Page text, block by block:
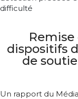
difficulté
Remise
dispositifs
de
Un rapport du